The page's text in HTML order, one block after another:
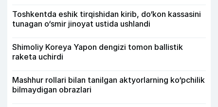
Toshkentda eshik tirqishidan kirib, do‘kon kassasini
tunagan o‘smir jinoyat ustida ushlandi
Shimoliy Koreya Yapon dengizi tomon ballistik
raketa uchirdi
Mashhur rollari bilan tanilgan aktyorlarning ko‘pchilik
bilmaydigan obrazlari